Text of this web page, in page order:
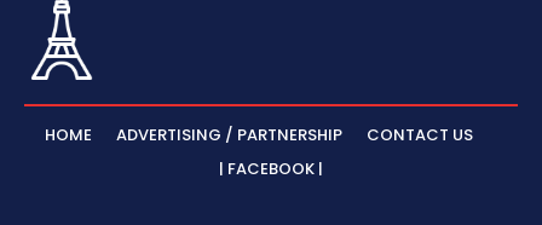
HOME ADVERTISING / PARTNERSHIP
CONTACT US
| FACEBOOK |